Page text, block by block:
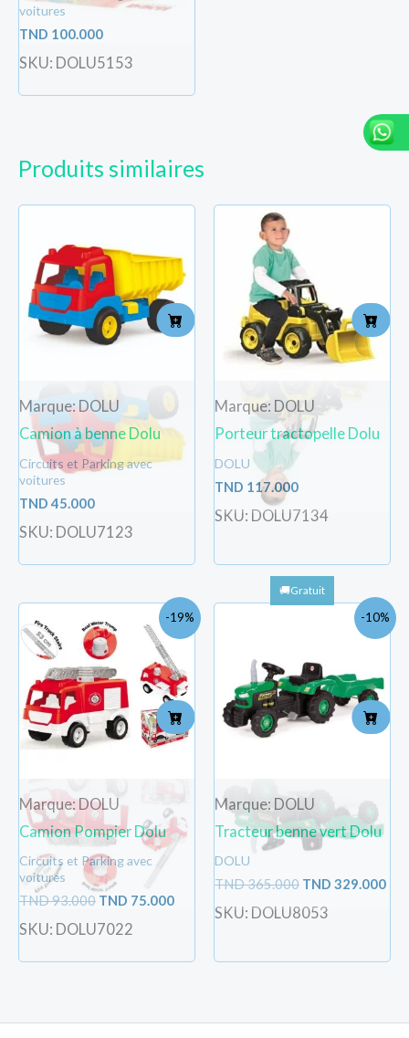
voitures
TND 100.000
SKU: DOLU5153
Produits similaires
Marque: DOLU
Camion à benne Dolu
Circuits et Parking avec
voitures
TND 45.000
SKU: DOLU7123
Marque: DOLU
Porteur tractopelle Dolu
DOLU
TND 117.000
SKU: DOLU7134
-19%
Marque: DOLU
Camion Pompier Dolu
Circuits et Parking avec
voitures
TND93.000
prix
initial
était :
TND
93.000.
TND 75.000
Le
prix
est :
TND
75.000.
SKU: DOLU7022
-10%
Marque: DOLU
Tracteur benne vert Dolu
DOLU
TND365.000
Le
était :
TND
365.000.
TND 329.000
Le
prix
SKU: DOLU8053